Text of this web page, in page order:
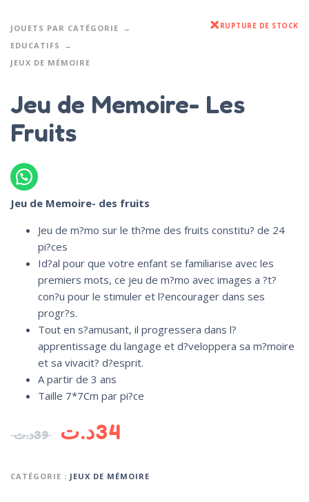
JOUETS PAR CATÉGORIE
EDUCATIFS
JEUX DE MÉMOIRE
RUPTURE DE STOCK
Jeu de Memoire- Les
Fruits
Jeu de Memoire- des fruits
Jeu de m?mo sur le th?me des fruits constitu? de 24
pi?ces
Id?al pour que votre enfant se familiarise avec les
premiers mots, ce jeu de m?mo avec images a ?t?
con?u pour le stimuler et l?encourager dans ses
progr?s.
Tout en s?amusant, il progressera dans l?
apprentissage du langage et d?veloppera sa m?moire
et sa vivacit? d?esprit.
A partir de 3 ans
Taille 7*7Cm par pi?ce
39د.ت 34د.ت
CATÉGORIE : JEUX DE MÉMOIRE